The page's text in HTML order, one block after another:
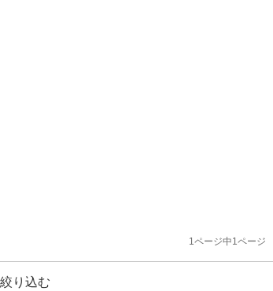
1ページ中1ページ
り込む